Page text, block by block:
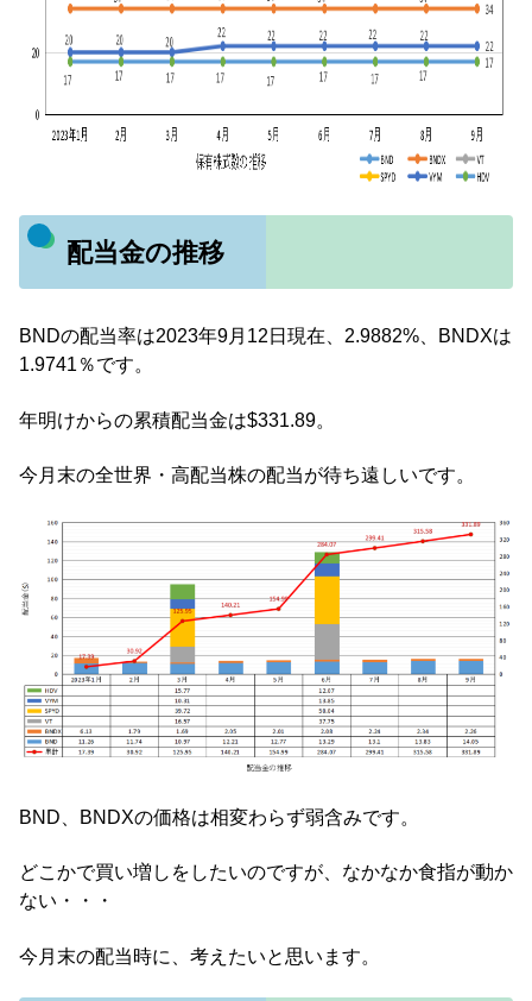
配当金の推移
BNDの配当率は2023年9月12日現在、2.9882%、BNDXは
1.9741％です。
年明けからの累積配当金は$331.89。
今月末の全世界・高配当株の配当が待ち遠しいです。
BND、BNDXの価格は相変わらず弱含みです。
どこかで買い増しをしたいのですが、なかなか食指が動か
ない・・・
今月末の配当時に、考えたいと思います。